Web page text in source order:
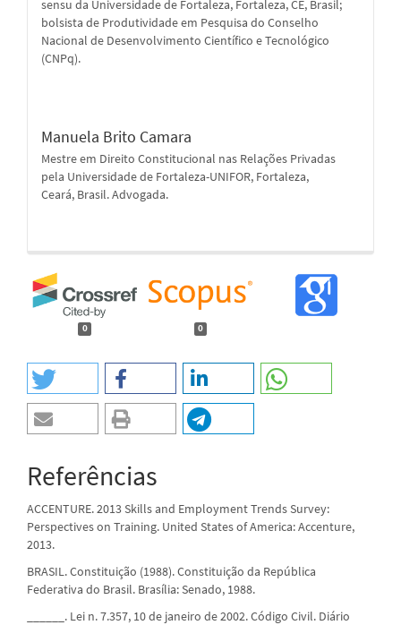
sensu da Universidade de Fortaleza, Fortaleza, CE, Brasil;
bolsista de Produtividade em Pesquisa do Conselho
Nacional de Desenvolvimento Científico e Tecnológico
(CNPq).
Manuela Brito Camara
Mestre em Direito Constitucional nas Relações Privadas
pela Universidade de Fortaleza-UNIFOR, Fortaleza,
Ceará, Brasil. Advogada.
0 0
Referências
ACCENTURE. 2013 Skills and Employment Trends Survey:
Perspectives on Training. United States of America: Accenture,
2013.
BRASIL. Constituição (1988). Constituição da República
Federativa do Brasil. Brasília: Senado, 1988.
______. Lei n. 7.357, 10 de janeiro de 2002. Código Civil. Diário